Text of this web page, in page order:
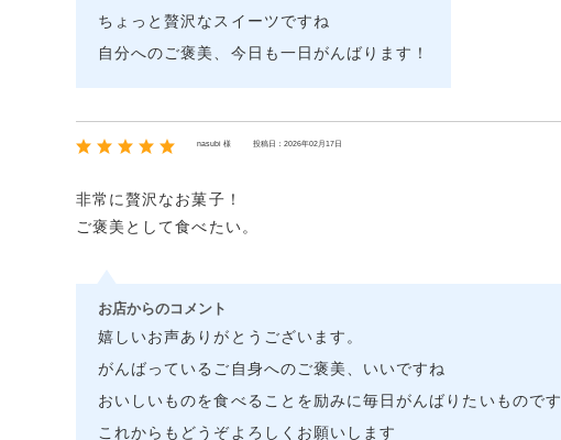
ちょっと贅沢なスイーツですね
自分へのご褒美、今日も一日がんばります！
nasubi 様 投稿日：2026年02月17日
非常に贅沢なお菓子！
ご褒美として食べたい。
お店からのコメント
嬉しいお声ありがとうございます。
がんばっているご自身へのご褒美、いいですね
おいしいものを食べることを励みに毎日がんばりたいものです
これからもどうぞよろしくお願いします